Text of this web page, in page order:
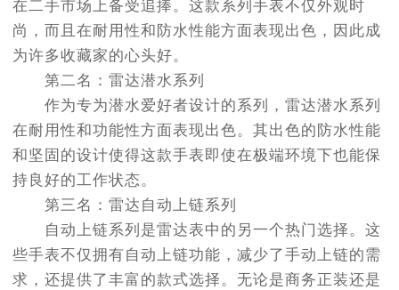
在二手市场上备受追捧。这款系列手表不仅外观时
尚，而且在耐用性和防水性能方面表现出色，因此成
为许多收藏家的心头好。
第二名：雷达潜水系列
作为专为潜水爱好者设计的系列，雷达潜水系列
在耐用性和功能性方面表现出色。其出色的防水性能
和坚固的设计使得这款手表即使在极端环境下也能保
持良好的工作状态。
第三名：雷达自动上链系列
自动上链系列是雷达表中的另一个热门选择。这
些手表不仅拥有自动上链功能，减少了手动上链的需
求，还提供了丰富的款式选择。无论是商务正装还是